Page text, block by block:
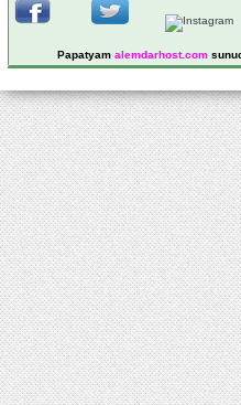
Papatyam alemdarhost.com